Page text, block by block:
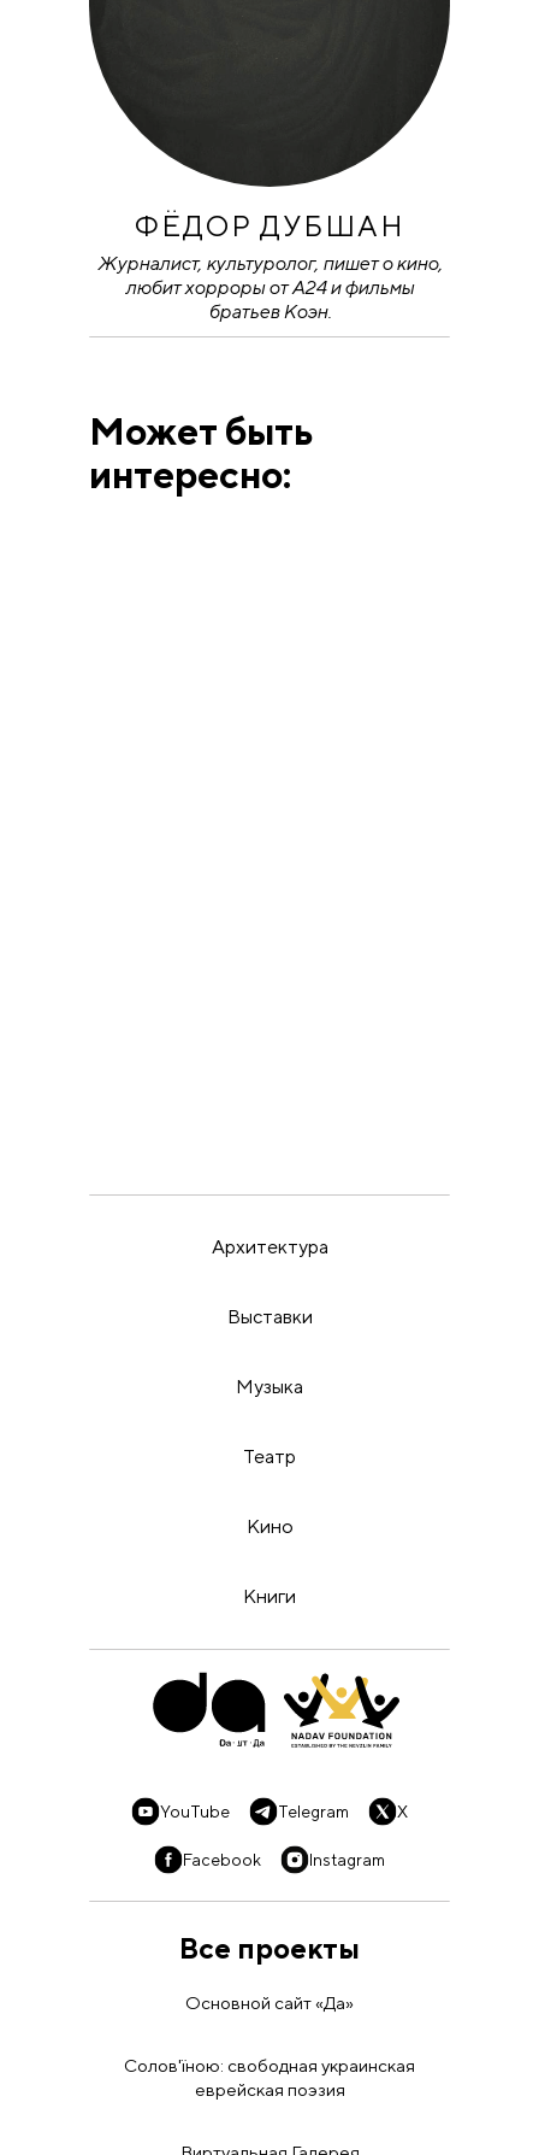
ФЁДОР ДУБШАН
Журналист, культуролог, пишет о кино,
любит хорроры от A24 и фильмы
братьев Коэн.
Может быть
интересно:
Архитектура
Выставки
Музыка
Театр
Кино
Книги
YouTube Telegram X
Facebook Instagram
Все проекты
Основной сайт «Да»
Солов'їною: свободная украинская
еврейская поэзия